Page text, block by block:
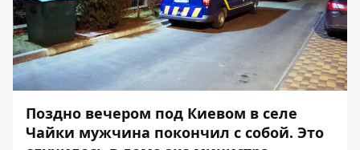
Поздно вечером под Киевом в селе
Чайки мужчина покончил с собой. Это